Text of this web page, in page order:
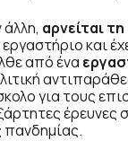
αρνείται
και
από ένα
για τους
έρευνες
πανδημίας.